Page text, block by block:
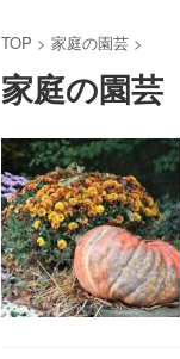
TOP > 家庭の園芸 >
家庭の園芸